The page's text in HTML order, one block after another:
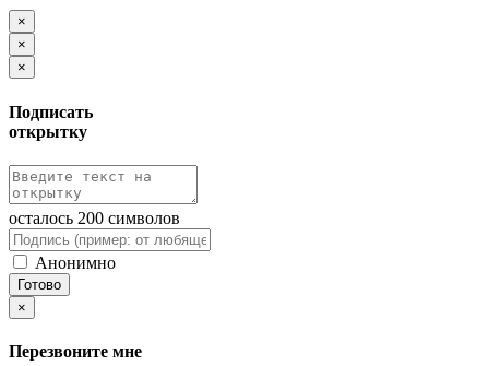
×
×
×
Подписать
открытку
осталось 200 символов
Анонимно
Готово
×
Перезвоните мне